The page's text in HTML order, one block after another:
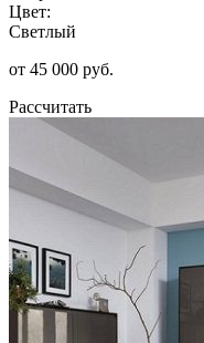
Цвет:
Светлый
от 45 000 руб.
Рассчитать